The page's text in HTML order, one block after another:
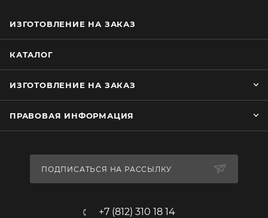
ИЗГОТОВЛЕНИЕ НА ЗАКАЗ
КАТАЛОГ
ИЗГОТОВЛЕНИЕ НА ЗАКАЗ
ПРАВОВАЯ ИНФОРМАЦИЯ
ПОДПИСАТЬСЯ НА РАССЫЛКУ
+7 (812) 310 18 14